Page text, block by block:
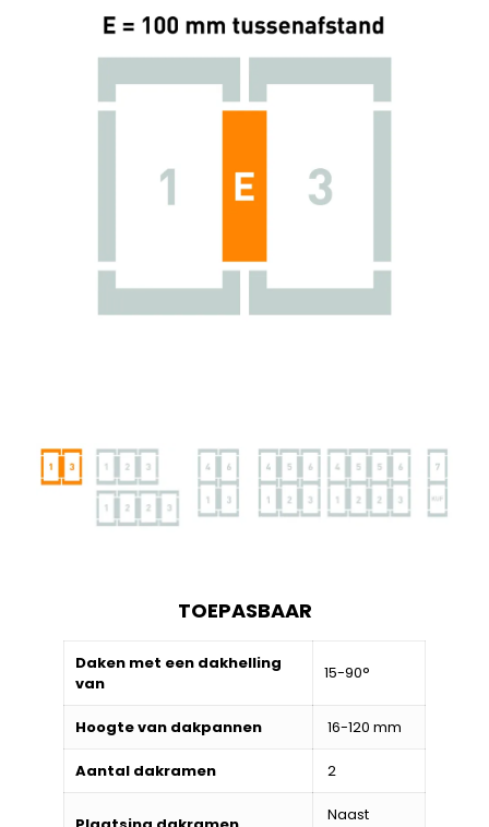
TOEPASBAAR
Daken met een dakhelling
van
15-90°
Hoogte van dakpannen 16-120 mm
Aantal dakramen 2
Naast